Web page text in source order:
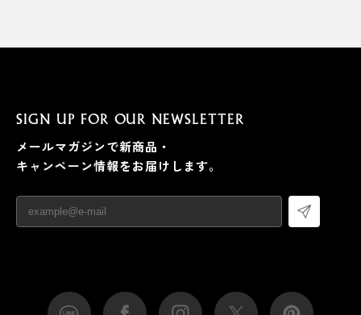
SIGN UP FOR OUR NEWSLETTER
メールマガジンで新商品・
キャンペーン情報をお届けします。